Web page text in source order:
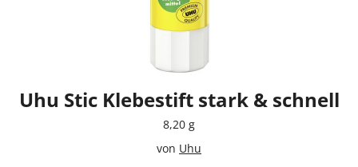
Uhu Stic Klebestift stark & schnell
8,20 g
von Uhu